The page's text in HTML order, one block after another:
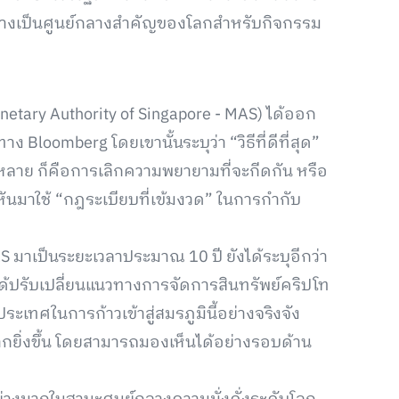
เป็นศูนย์กลางสำคัญของโลกสำหรับกิจกรรม
Authority of Singapore - MAS) ได้ออก
Bloomberg โดยเขานั้นระบุว่า “วิธีที่ดีที่สุด”
าย ก็คือการเลิกความพยายามที่จะกีดกัน หรือ
มาใช้ “กฎระเบียบที่เข้มงวด” ในการกำกับ
าเป็นระยะเวลาประมาณ 10 ปี ยังได้ระบุอีกว่า
ปรับเปลี่ยนแนวทางการจัดการสินทรัพย์คริปโท
ะเทศในการก้าวเข้าสู่สมรภูมินี้อย่างจริงจัง
ยิ่งขึ้น โดยสามารถมองเห็นได้อย่างรอบด้าน